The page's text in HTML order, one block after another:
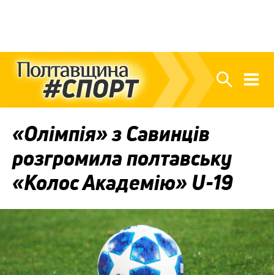
«Олімпія» з Савинців
розгромила полтавську
«Колос Академію» U-19